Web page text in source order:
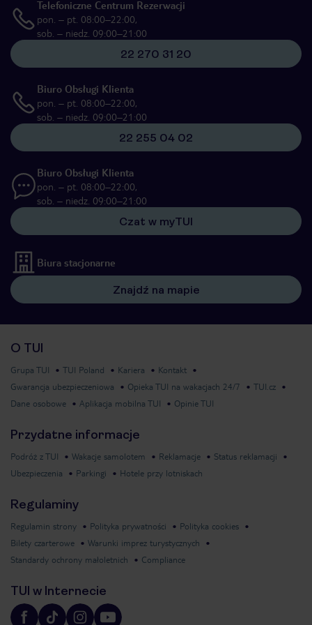
Telefoniczne Centrum Rezerwacji
pon. – pt. 08:00–22:00,
sob. – niedz. 09:00–21:00
22 270 31 20
Biuro Obsługi Klienta
pon. – pt. 08:00–22:00,
sob. – niedz. 09:00–21:00
22 255 04 02
Biuro Obsługi Klienta
pon. – pt. 08:00–22:00,
sob. – niedz. 09:00–21:00
Czat w myTUI
Biura stacjonarne
Znajdź na mapie
O TUI
Grupa TUI TUI Poland Kariera
Kontakt
Gwarancja ubezpieczeniowa
Opieka TUI na wakacjach 24/7
TUI.cz
Dane osobowe
Aplikacja mobilna TUI Opinie TUI
Przydatne informacje
Podróż z TUI Wakacje samolotem Reklamacje
Status reklamacji
Ubezpieczenia
Parkingi Hotele przy lotniskach
Regulaminy
Regulamin strony Polityka prywatności
Polityka cookies
Bilety czarterowe
Warunki imprez turystycznych
Standardy ochrony małoletnich
Compliance
TUI w Internecie